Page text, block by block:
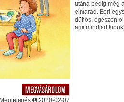
Megjelenés:
2020-02-07
utána pedig még
elmarad. Bori
dühös, egészen
ami mindjárt